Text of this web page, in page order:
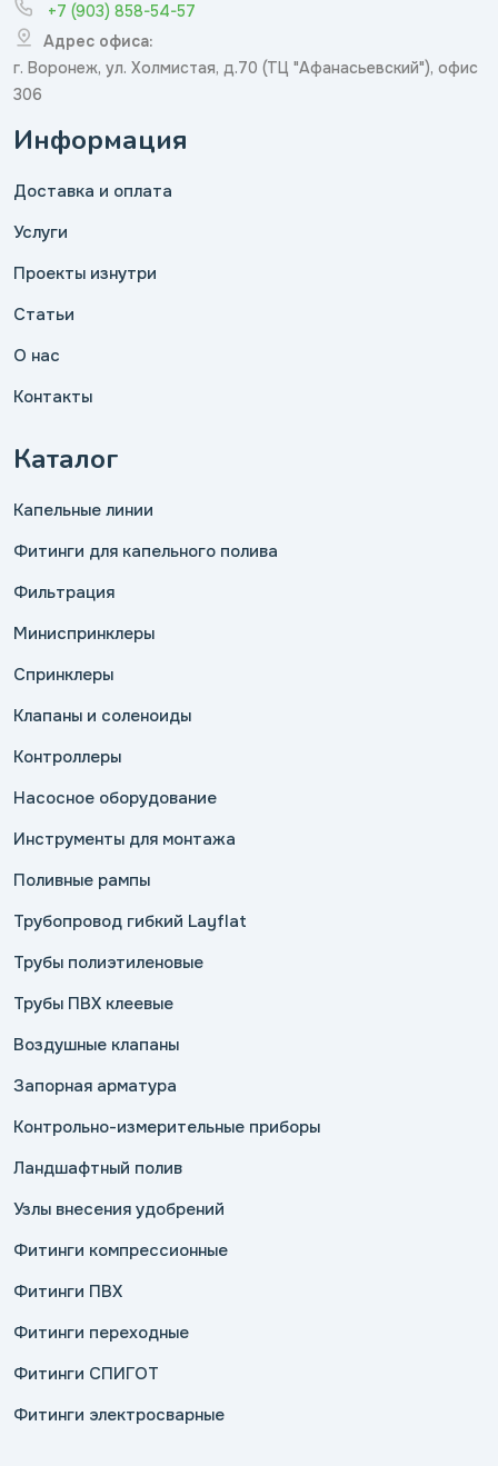
+7 (903) 858-54-57
Адрес офиса:
г. Воронеж, ул. Холмистая, д.70 (ТЦ "Афанасьевский"), офис
306
Информация
Доставка и оплата
Услуги
Проекты изнутри
Статьи
О нас
Контакты
Каталог
Капельные линии
Фитинги для капельного полива
Фильтрация
Миниспринклеры
Спринклеры
Клапаны и соленоиды
Контроллеры
Насосное оборудование
Инструменты для монтажа
Поливные рампы
Трубопровод гибкий Layflat
Трубы полиэтиленовые
Трубы ПВХ клеевые
Воздушные клапаны
Запорная арматура
Контрольно-измерительные приборы
Ландшафтный полив
Узлы внесения удобрений
Фитинги компрессионные
Фитинги ПВХ
Фитинги переходные
Фитинги СПИГОТ
Фитинги электросварные